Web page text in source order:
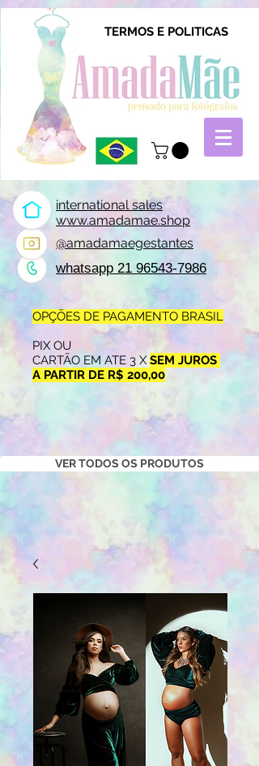
international sales
www.amadamae.shop
@amadamaegestantes
whatsapp 21 96543-7986
TERMOS E POLITICAS
OPÇÕES DE PAGAMENTO BRASIL
PIX OU
CARTÃO EM ATE 3 XSEM JUROS
A PARTIR DE R$ 200,00
VER TODOS OS PRODUTOS